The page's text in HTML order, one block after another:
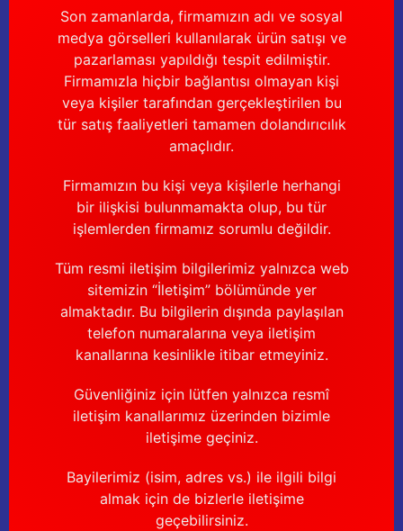
Son zamanlarda, firmamızın adı ve sosyal
medya görselleri kullanılarak ürün satışı ve
pazarlaması yapıldığı tespit edilmiştir.
Firmamızla hiçbir bağlantısı olmayan kişi
veya kişiler tarafından gerçekleştirilen bu
tür satış faaliyetleri tamamen dolandırıcılık
amaçlıdır.
Firmamızın bu kişi veya kişilerle herhangi
bir ilişkisi bulunmamakta olup, bu tür
işlemlerden firmamız sorumlu değildir.
Tüm resmi iletişim bilgilerimiz yalnızca web
sitemizin “İletişim” bölümünde yer
almaktadır. Bu bilgilerin dışında paylaşılan
telefon numaralarına veya iletişim
kanallarına kesinlikle itibar etmeyiniz.
Güvenliğiniz için lütfen yalnızca resmî
iletişim kanallarımız üzerinden bizimle
iletişime geçiniz.
Bayilerimiz (isim, adres vs.) ile ilgili bilgi
almak için de bizlerle iletişime
geçebilirsiniz.